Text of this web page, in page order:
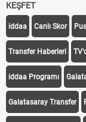
KEŞFET
iddaa Canlı Skor
Transfer Haberleri
iddaa Programı
Galatasaray Transfer